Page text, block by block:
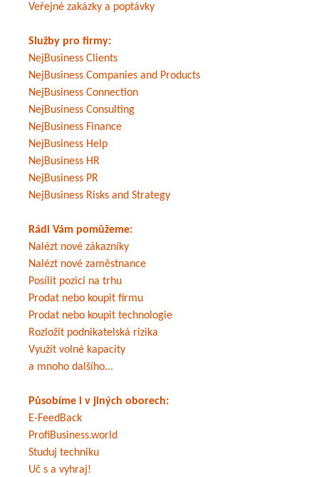
Veřejné zakázky a poptávky
Služby pro firmy:
NejBusiness Clients
NejBusiness Companies and Products
NejBusiness Connection
NejBusiness Consulting
NejBusiness Finance
NejBusiness Help
NejBusiness HR
NejBusiness PR
NejBusiness Risks and Strategy
Rádi Vám pomůžeme:
Nalézt nové zákazníky
Nalézt nové zaměstnance
Posílit pozici na trhu
Prodat nebo koupit firmu
Prodat nebo koupit technologie
Rozložit podnikatelská rizika
Využít volné kapacity
a mnoho dalšího...
Působíme i v jiných oborech:
E-FeedBack
ProfiBusiness.world
Studuj techniku
Uč s a vyhraj!